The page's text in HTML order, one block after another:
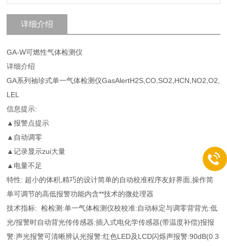
详细介绍
GA-W可燃性气体检测仪
详细介绍
GA系列袖珍式单一气体检测仪GasAlertH2S,CO,SO2,HCN,NO2,O2,
LEL
信息提示:
▲报警点提示
▲自动调零
▲记录显示zui大量
▲电量不足
特性: 超小的体积,精巧的设计简单的自动校准程序友好界面,操作简
单可调节的高低报警功能内含**技术的微处理器
技术指标: 检检测:单一气体检测仪校校准:自动标定与调零背背光:低
光/报警时自动背光传传感器:插入式电化学传感器(带温度补偿)报报
警:声光报警可清晰辨认光报警:红色LED及LCD闪烁声报警:90dB(0.3